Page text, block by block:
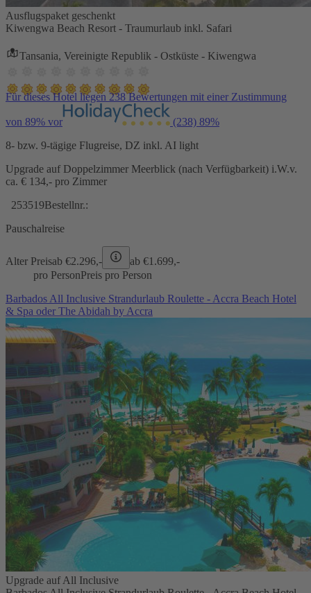
Ausflugspaket geschenkt
Kiwengwa Beach Resort - Traumurlaub inkl. Safari
Tansania, Vereinigte Republik - Ostküste - Kiwengwa
Für dieses Hotel liegen 238 Bewertungen mit einer Zustimmung
von 89% vor (238) 89%
8- bzw. 9-tägige Flugreise, DZ inkl. AI light
Upgrade auf Doppelzimmer Meerblick (nach Verfügbarkeit) i.W.v.
ca. € 134,- pro Zimmer
253519Bestellnr.:
Pauschalreise
Alter Preisab €2.296,- ab €1.699,-
pro PersonPreis pro Person
Barbados All Inclusive Strandurlaub Roulette - Accra Beach Hotel
& Spa oder The Abidah by Accra
Upgrade auf All Inclusive